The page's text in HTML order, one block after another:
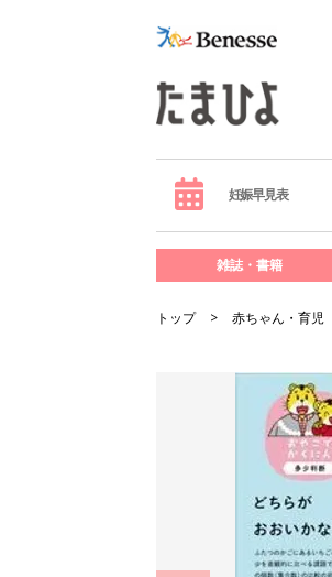
妊娠早見表
雑誌・書籍
トップ 赤ちゃん・育児